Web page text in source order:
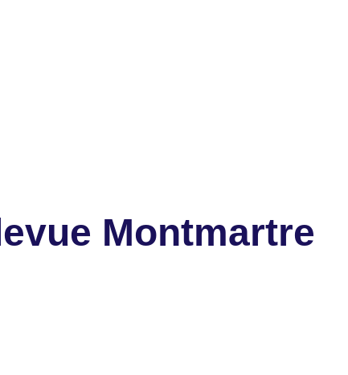
Montmartre